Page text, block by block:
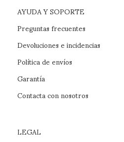
AYUDA Y SOPORTE
Preguntas frecuentes
Devoluciones e incidencias
Política de envíos
Garantía
Contacta con nosotros
LEGAL